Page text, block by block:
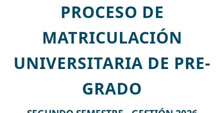
PROCESO DE
MATRICULACIÓN
UNIVERSITARIA DE PRE-
GRADO